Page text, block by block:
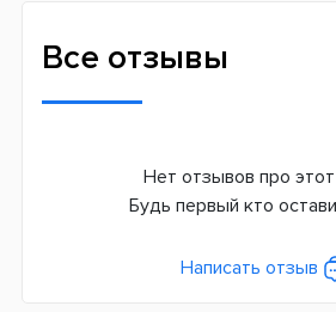
Все отзывы
Нет отзывов про
Будь первый кто
Написать отзыв